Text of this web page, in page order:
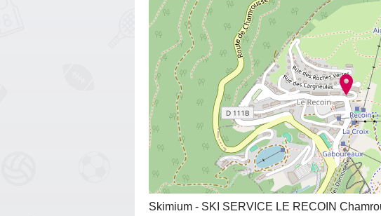
Skimium - SKI SERVICE LE RECOIN